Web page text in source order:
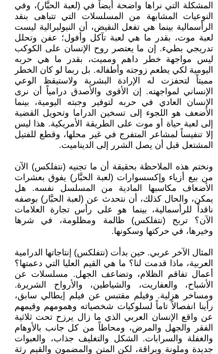
المشكلة التي نراها واضحة أيضاً في (لعبة الحبَّار)، وفي
النوعيات المشابهة من المسلسلات التي تتباهى بنقد
الرأسمالية بينما هي تفعل النقيض، أن النيولبرالية ليست
لعبة موت، بقدر ما هي لعبة تآكل وأفول؛ عفن وتحلل
تدريجي بطيء. إن ما يعتصر روح الإنسان على الكوكب
ليس مواجهة خطر داهم ومميت، بقدر ما هي حربه
اليومية لكي يطعم زوجته وأطفاله. بل ربما لو كان الخطر
مميتاً لتحفزت له الإرادة البشرية ولاستيقظ الوعي
الإنساني لمواجهته. إن الأقوى والأصدق درامياً أن نرى
الإنسان العادي في حربه لتوفير وجبته اليومية، بينما
الأضعف هو اللجوء إلى تسخين الدراما وتحويل القضية
إلى لعبة حياة أو موت على الطريقة الأمريكية. هذا ليس
إلا تنفيساً لمشاعر المتفرج في غير محلها، وقطع للفتيل
المشتعل قبل أن يصل الشرر إلى الديناميت.
ونختم هذه الملاحظة بحقيقة أن ما تجنيه (نتفلكس) الآن
من بيع أزياء وإكسسوارات (لعبة الحبَّار) يفوق بعشرات
الأضعاف مكاسبها المادية من المسلسل نفسه. هل
يمكن، والحال كذلك، أن نتحدث عن (لعبة الحبَّار) بوصفه
ناقداً للرأسمالية، بينما هو على رأس تجارة العلامات
الآن؟ تربح (نتفلكس) ظالمة ومظلومة، في شرها
وخيرها، في حركتها وسكونها.
المثال الآخر عربي. حين بدأت (نتفلكس) إنتاجاتها الدرامية
العربية، ماذا قدمت لنا؟ ما هي القيم العليا التي دعمتها؟
أعمال تفاقم الظلام، وتضاعف الجهل. مسلسلات عن
الأشباح، والعفاريت، والشياطين، والأرواح الشريرة.
ومساخر هزلية. وفيلم مقتبس عن فيلم إيطالي سابق،
رأينا انفصالاً تاماً لسلوكيات شخصياته وهمومهم وقيمهم
عن واقع الإنسان العربي الذي ما زال يرزح تحت ثلاثية
الفقر والجهل والمرض، ومحاطاً من كل جانب بالأوهام
والغفلة والسرابات. الشكل والتغليف جذاب، والعبوات
جديدة وملونة وبراقة، لكن المتن والمضمون والقيم رثة